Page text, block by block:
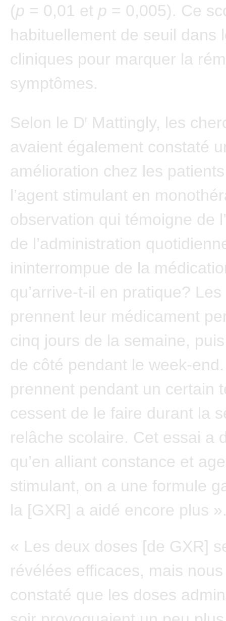
(p = 0,01 et p = 0,005). Ce
habituellement de seuil dans
cliniques pour marquer la
symptômes.
Selon le Dr
Mattingly, les
avaient également constaté
amélioration chez les
l’agent stimulant en
observation qui témoigne de
de l’administration
ininterrompue de la
qu’arrive-t-il en pratique?
prennent leur médicament
cinq jours de la semaine,
de côté pendant le week-
prennent pendant un certain
cessent de le faire durant la
relâche scolaire. Cet essai a
qu’en alliant constance et
stimulant, on a une formule
la [GXR] a aidé encore plus
« Les deux doses [de GXR]
révélées efficaces, mais
constaté que les doses